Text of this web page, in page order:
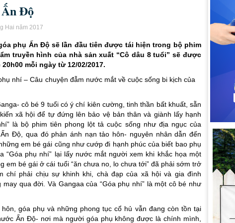
Độ
Hai năm 2017
phụ Ấn Độ sẽ lần đầu tiên được tái hiện trong bộ phim
truyền hình của nhà sản xuất “Cô dâu 8 tuổi” sẽ được
mỗi ngày từ 12/02/2017.
cô bé 9 tuổi có ý chí kiên cường, tinh thần bất khuất, sẵn
xã hội để tự đứng lên bảo vệ bản thân và giành lấy hạnh
là bộ phim tiên phong lột tả cuộc sống như địa ngục của
Độ, qua đó phản ánh nạn tảo hôn- nguyên nhân dẫn đến
em bé gái cũng như cướp đi hạnh phúc của biết bao phụ
“Góa phụ nhí” lại lấy nước mắt người xem khi khắc họa một
em bé gái ở cái tuổi “ăn chưa no, lo chưa tới” đã phải sớm trở
chí phải chịu sự khinh khi, chà đạp của xã hội và gia đình
qua đời. Và Gangaa của “Góa phụ nhí” là một cô bé như
góa phụ và những phong tục cổ hủ vẫn đang còn tồn tại
Ấn Độ- nơi mà người góa phụ không được là chính mình,